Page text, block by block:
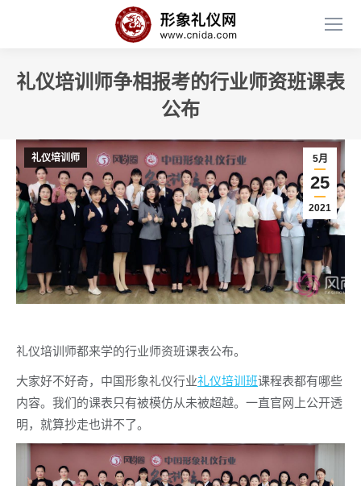
礼仪培训师争相报考的行业师资班课表
公布
5月
25
2021
礼仪培训师
礼仪培训师都来学的行业师资班课表公布。
大家好不好奇，中国形象礼仪行业礼仪培训班课程表都有哪些
内容。我们的课表只有被模仿从未被超越。一直官网上公开透
明，就算抄走也讲不了。